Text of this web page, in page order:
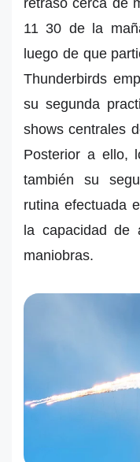
11 30 de la
luego de que
Thunderbirds
su segunda
shows centrales
Posterior a ello,
también su
rutina efectuada
la capacidad de
maniobras.